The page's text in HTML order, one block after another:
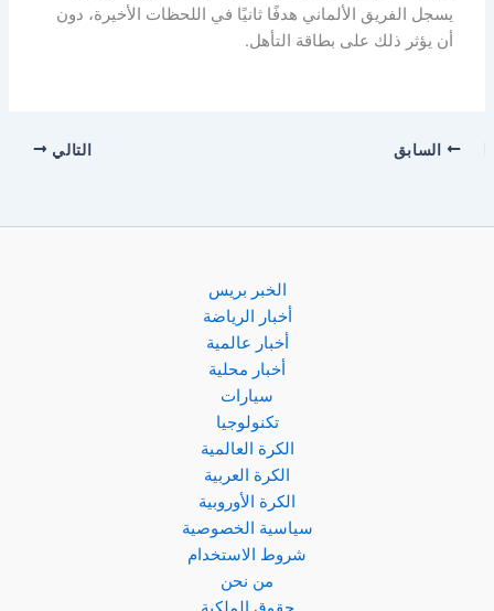
يسجل الفريق الألماني هدفًا ثانيًا في اللحظات الأخيرة، دون
أن يؤثر ذلك على بطاقة التأهل.
السابق التالي
الخبر بريس
أخبار الرياضة
أخبار عالمية
أخبار محلية
سيارات
تكنولوجيا
الكرة العالمية
الكرة العربية
الكرة الأوروبية
سياسية الخصوصية
شروط الاستخدام
من نحن